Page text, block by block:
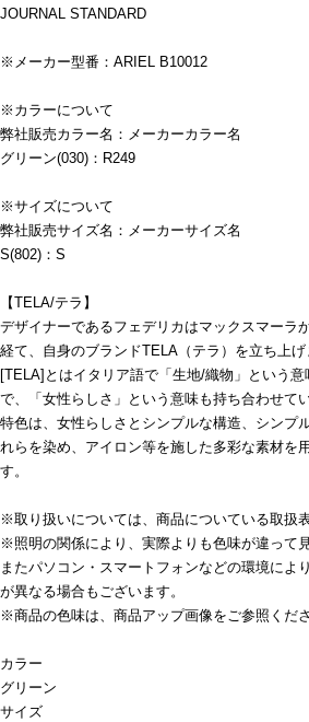
JOURNAL STANDARD
※メーカー型番：ARIEL B10012
※カラーについて
弊社販売カラー名：メーカーカラー名
グリーン(030)：R249
※サイズについて
弊社販売サイズ名：メーカーサイズ名
S(802)：S
【TELA/テラ】
デザイナーであるフェデリカはマックスマーラ
経て、自身のブランドTELA（テラ）を立ち上げ
[TELA]とはイタリア語で「生地/織物」という
で、「女性らしさ」という意味も持ち合わせてい
特色は、女性らしさとシンプルな構造、シンプ
れらを染め、アイロン等を施した多彩な素材を
す。
※取り扱いについては、商品についている取扱
※照明の関係により、実際よりも色味が違って
またパソコン・スマートフォンなどの環境によ
が異なる場合もございます。
※商品の色味は、商品アップ画像をご参照くださ
カラー
グリーン
サイズ